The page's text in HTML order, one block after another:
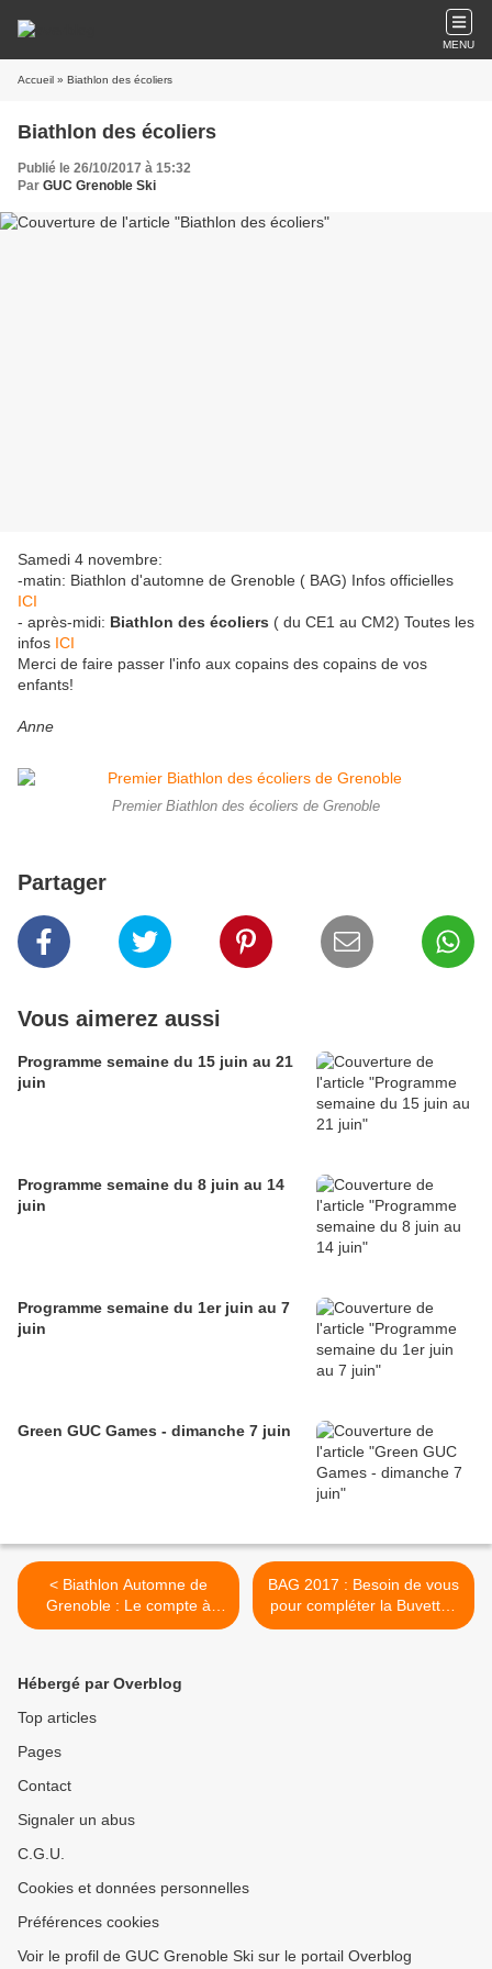
MENU
Accueil » Biathlon des écoliers
Biathlon des écoliers
Publié le 26/10/2017 à 15:32
Par GUC Grenoble Ski
Samedi 4 novembre:
-matin: Biathlon d'automne de Grenoble ( BAG) Infos officielles
ICI
- après-midi: Biathlon des écoliers ( du CE1 au CM2) Toutes les
infos ICI
Merci de faire passer l'info aux copains des copains de vos
enfants!
Anne
Premier Biathlon des écoliers de Grenoble
Partager
Vous aimerez aussi
Programme semaine du 15 juin au 21
juin
Programme semaine du 8 juin au 14
juin
Programme semaine du 1er juin au 7
juin
Green GUC Games - dimanche 7 juin
< Biathlon Automne de
Grenoble : Le compte à
rebours est lancé ....Besoin
BAG 2017 : Besoin de vous
pour compléter la Buvette !
>
Hébergé par Overblog
Top articles
Pages
Contact
Signaler un abus
C.G.U.
Cookies et données personnelles
Préférences cookies
Voir le profil de GUC Grenoble Ski sur le portail Overblog